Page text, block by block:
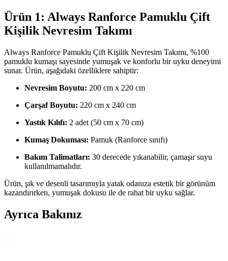
Ürün 1: Always Ranforce Pamuklu Çift
Kişilik Nevresim Takımı
Always Ranforce Pamuklu Çift Kişilik Nevresim Takımı, %100
pamuklu kumaşı sayesinde yumuşak ve konforlu bir uyku deneyimi
sunar. Ürün, aşağıdaki özelliklere sahiptir:
Nevresim Boyutu: 200 cm x 220 cm
Çarşaf Boyutu: 220 cm x 240 cm
Yastık Kılıfı: 2 adet (50 cm x 70 cm)
Kumaş Dokuması: Pamuk (Ranforce sınıfı)
Bakım Talimatları: 30 derecede yıkanabilir, çamaşır suyu
kullanılmamalıdır.
Ürün, şık ve desenli tasarımıyla yatak odanıza estetik bir görünüm
kazandırırken, yumuşak dokusu ile de rahat bir uyku sağlar.
Ayrıca Bakınız